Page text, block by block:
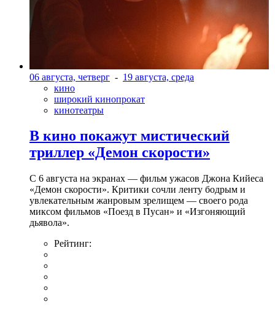
06 августа, четверг - 19 августа, среда
кино
широкий кинопрокат
кинотеатры
В кино покажут мистический
триллер «Демон скорости»
С 6 августа на экранах — фильм ужасов Джона Кийеса
«Демон скорости». Критики сочли ленту бодрым и
увлекательным жанровым зрелищeм — своего рода
миксом фильмов «Поезд в Пусан» и «Изгоняющий
дьявола».
Рейтинг: